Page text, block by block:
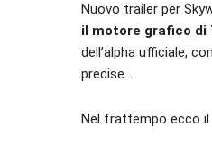
Nuovo trailer per
il motore grafico di
dell’alpha ufficiale,
precise…
Nel frattempo ecco il